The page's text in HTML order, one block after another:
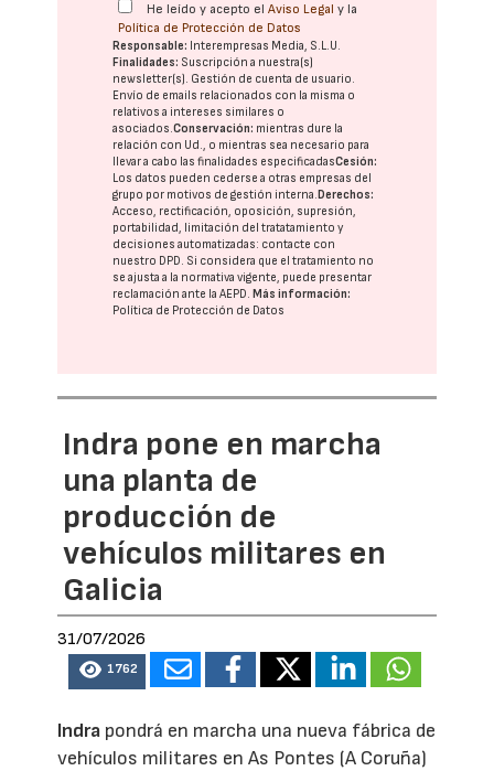
He leído y acepto elAviso Legal y la
Política de Protección de Datos
Responsable: Interempresas Media, S.L.U.
Finalidades: Suscripción a nuestra(s)
newsletter(s). Gestión de cuenta de usuario.
Envío de emails relacionados con la misma o
relativos a intereses similares o
asociados.Conservación: mientras dure la
relación con Ud., o mientras sea necesario para
llevar a cabo las finalidades especificadasCesión:
Los datos pueden cederse a otras empresas del
grupo por motivos de gestión interna. Derechos:
Acceso, rectificación, oposición, supresión,
portabilidad, limitación del tratatamiento y
decisiones automatizadas: contacte con
nuestro DPD. Si considera que el tratamiento no
se ajusta a la normativa vigente, puede presentar
reclamación ante laAEPD. Más información:
Política de Protección de Datos
Indra pone en marcha
una planta de
producción de
vehículos militares en
Galicia
31/07/2026
1762
Indra pondrá en marcha una nueva fábrica de
vehículos militares en As Pontes (A Coruña)